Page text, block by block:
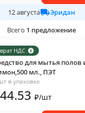
12 августа
Эридан
Всего 1 предложение
НДС
для мытья полов
мл., ПЭТ
в упаковке
.53 ₽/шт